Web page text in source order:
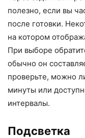
полезно, если вы
после готовки.
на котором
При выборе
обычно он
проверьте, можно
минуты или
интервалы.
Подсветка